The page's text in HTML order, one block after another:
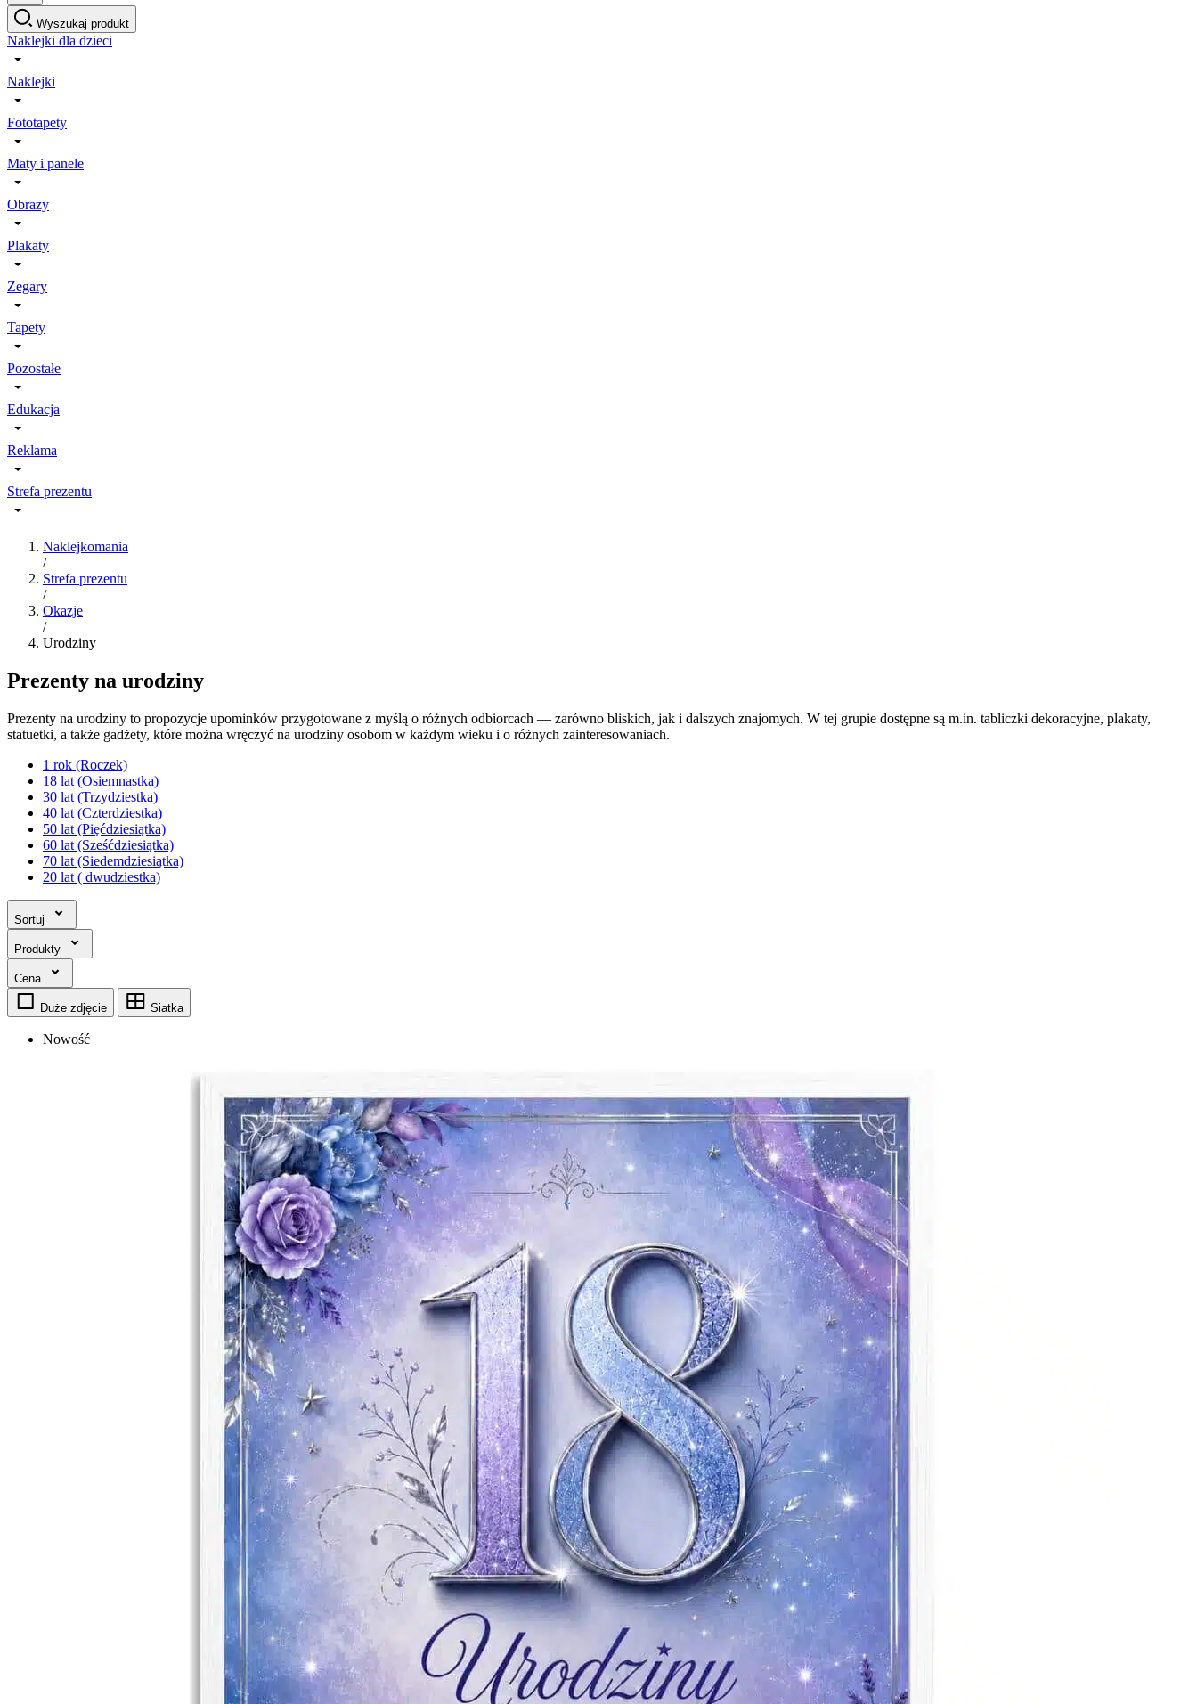
Wyszukaj produkt
Naklejki dla dzieci
Naklejki
Fototapety
Maty i panele
Obrazy
Plakaty
Zegary
Tapety
Pozostałe
Edukacja
Reklama
Strefa prezentu
Naklejkomania
/
Strefa prezentu
/
Okazje
/
Urodziny
Prezenty na urodziny
Prezenty na urodziny to propozycje upominków przygotowane z myślą o różnych odbiorcach — zarówno bliskich, jak i dalszych znajomych. W tej grupie dostępne są m.in. tabliczki dekoracyjne, plakaty,
statuetki, a także gadżety, które można wręczyć na urodziny osobom w każdym wieku i o różnych zainteresowaniach.
1 rok (Roczek)
18 lat (Osiemnastka)
30 lat (Trzydziestka)
40 lat (Czterdziestka)
50 lat (Pięćdziesiątka)
60 lat (Sześćdziesiątka)
70 lat (Siedemdziesiątka)
20 lat ( dwudziestka)
Sortuj
Produkty
Cena
Duże zdjęcie Siatka
Nowość